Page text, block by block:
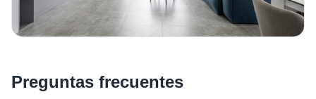
Preguntas frecuentes